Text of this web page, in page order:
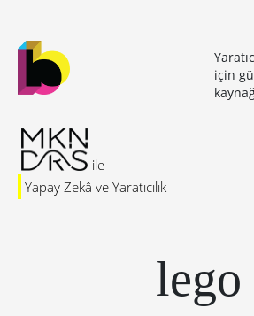
için
Yapay Zekâ ve Yaratıcılık
lego